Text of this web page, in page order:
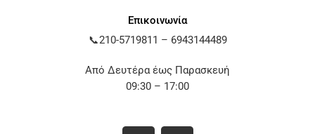
Επικοινωνία
📞210-5719811 – 6943144489
Από Δευτέρα έως Παρασκευή
09:30 – 17:00